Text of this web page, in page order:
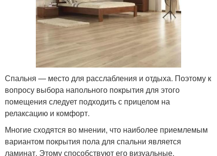
Спальня — место для расслабления и отдыха. Поэтому к
вопросу выбора напольного покрытия для этого
помещения следует подходить с прицелом на
релаксацию и комфорт.
Многие сходятся во мнении, что наиболее приемлемым
вариантом покрытия пола для спальни является
ламинат. Этому способствуют его визуальные,